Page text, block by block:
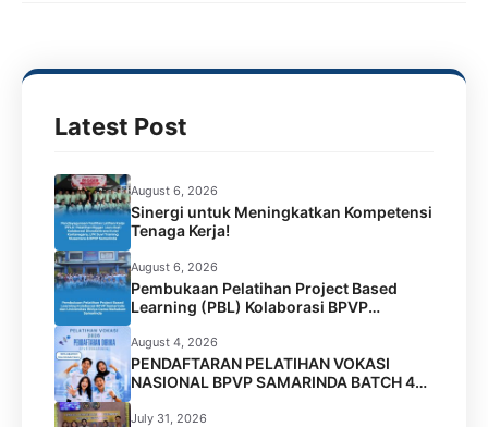
o
p
Latest Post
August 6, 2026
Sinergi untuk Meningkatkan Kompetensi
Tenaga Kerja!
August 6, 2026
Pembukaan Pelatihan Project Based
Learning (PBL) Kolaborasi BPVP
Samarinda dan Universitas Widya Gama
Mahakam Samarinda
August 4, 2026
PENDAFTARAN PELATIHAN VOKASI
NASIONAL BPVP SAMARINDA BATCH 4
RESMI DIBUKA!
July 31, 2026